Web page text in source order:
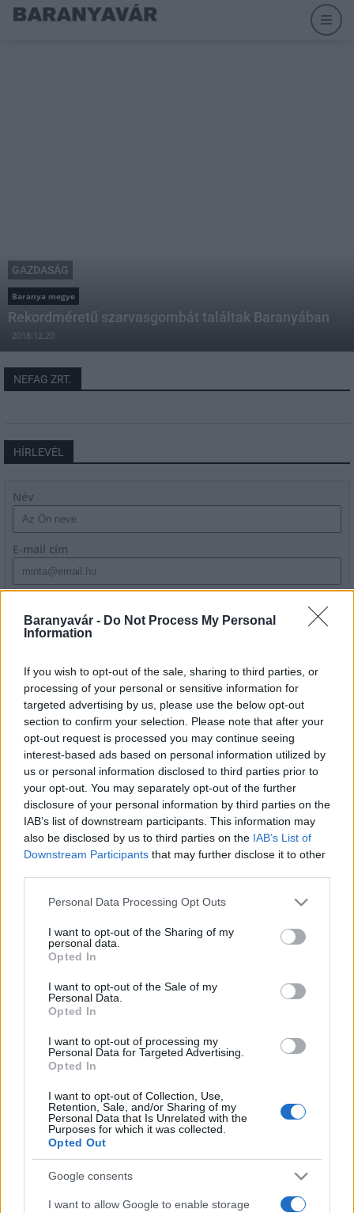
Baranyavár - Do Not Process My Personal
Information
If you wish to opt-out of the sale, sharing to third parties, or
processing of your personal or sensitive information for
targeted advertising by us, please use the below opt-out
section to confirm your selection. Please note that after your
opt-out request is processed you may continue seeing
interest-based ads based on personal information utilized by
us or personal information disclosed to third parties prior to
your opt-out. You may separately opt-out of the further
disclosure of your personal information by third parties on the
IAB’s list of downstream participants. This information may
also be disclosed by us to third parties on the IAB’s List of
Downstream Participants that may further disclose it to other
Please note that this website/app uses one or more Google
not limited to your visit or usage behaviour. You may click to
grant or deny consent to Google and its third-party tags to
use your data for below specified purposes in below Google
consent section.
Personal Data Processing Opt Outs
I want to opt-out of the Sharing of my
personal data.
Opted In
I want to opt-out of the Sale of my
Personal Data.
Opted In
I want to opt-out of processing my
Personal Data for Targeted Advertising.
Opted In
I want to opt-out of Collection, Use,
Retention, Sale, and/or Sharing of my
Personal Data that Is Unrelated with the
Purposes for which it was collected.
Opted Out
Google consents
I want to allow Google to enable storage
GAZDASÁG
Baranya megye
Rekordméretű szarvasgombát találtak Baranyában
2018.12.20
NEFAG ZRT.
HÍRLEVÉL
Név
E-mail cím
szabályzatot!
HÍRDETÉS
LEGFRISSEBB
Helyi hírek
Amire többmillióan vártunk: szombattól
másodfokúra csökken a riasztás
Országos hírek
továbbképzésekkel erősít a Gál Ferenc
Egyetem
Országos hírek
HÍRDETÉS